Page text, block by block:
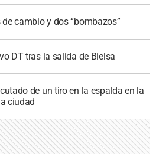
cambio y dos “bombazos”
DT tras la salida de Bielsa
de un tiro en la espalda en la
ciudad